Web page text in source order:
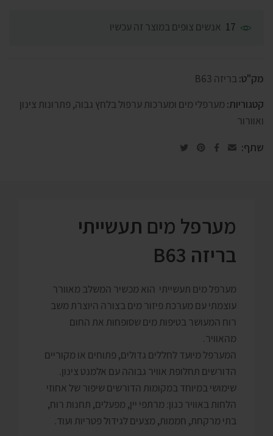
17 אנשים צופים במוצר זה עכשיו
מק"ט:בריזה B63
קטגוריות: מערפלי מים ומערכות ערפול בלחץ גבוה, פתרונות צינון
ואוורור
שתף:
מערפל מים תעשייתי
בריזה B63
מערפל מים תעשייתי הוא מכשיר המשלב מאוורר
עוצמתי עם מערכת פיזור מים בצורה היוצרת משב
רוח המעושר בטיפות מים שסופחות את החום
מהאוויר.
המערפל מיועד לחללים גדולים, פתוחים או מקוריים
הדורשים תחלופת אוויר גבוהה עם אלמנט צינון.
שימושי במיוחד במקומות הדורשים שיפור של אחוזי
הלחות באוויר כגון: מרתפי יין, מפעלים, תחנות רוח,
בתי מרקחת, חממות, מצעים לגידול פטריות ועוד.